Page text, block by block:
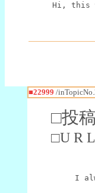
Hi, this
■22999 /
□投
□U R
I